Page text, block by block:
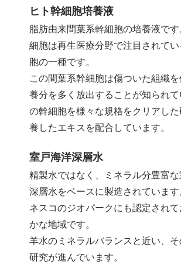
ヒト幹細胞培養液
脂肪由来間葉系幹細胞の培養液で
細胞は再生医療分野で注目されて
胞の一種です。
この間葉系幹細胞は傷ついた組織
養分を多く放出することが知られ
の幹細胞を様々な規格をクリアし
養したエキスを配合しています。
室戸海洋深層水
精製水ではなく、ミネラル分豊富
深層水をベースに製造されていま
ネスコのジオパークにも認定され
かな地域です。
羊水のミネラルバランスと近い、
研究が進んでいます。